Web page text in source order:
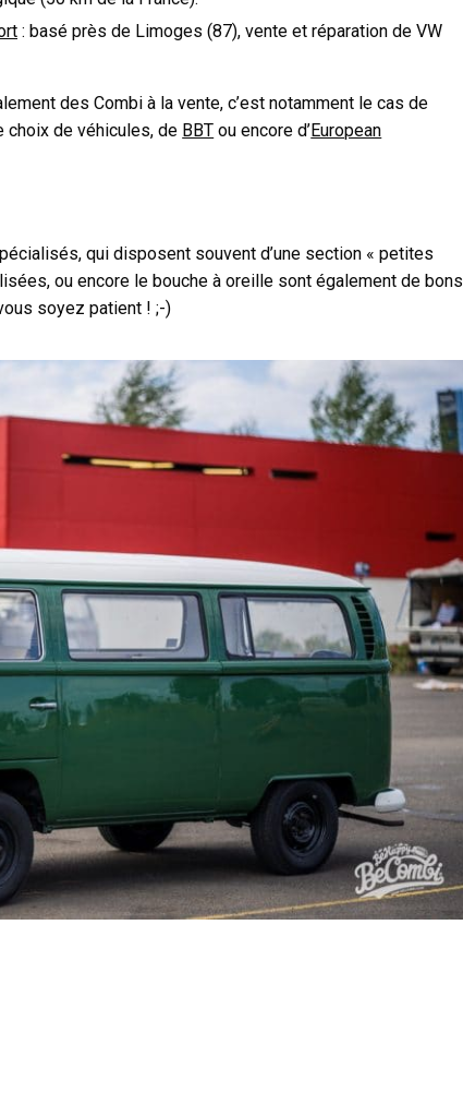
: basé près de Limoges (87), vente et réparation de VW
des Combi à la vente, c’est notamment le cas de
choix de véhicules, de BBT ou encore d’European
qui disposent souvent d’une section « petites
ou encore le bouche à oreille sont également de bons
soyez patient ! ;-)